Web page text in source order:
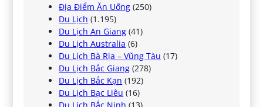
Địa Điểm Ăn Uống (250)
Du Lịch (1.195)
Du Lịch An Giang (41)
Du Lịch Australia (6)
Du Lịch Bà Rịa – Vũng Tàu (17)
Du Lịch Bắc Giang (278)
Du Lịch Bắc Kạn (192)
Du Lịch Bạc Liêu (16)